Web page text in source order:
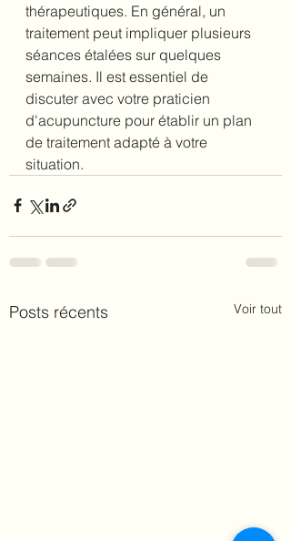
thérapeutiques. En général, un
traitement peut impliquer plusieurs
séances étalées sur quelques
semaines. Il est essentiel de
discuter avec votre praticien
d'acupuncture pour établir un plan
de traitement adapté à votre
situation.
Posts récents Voir tout